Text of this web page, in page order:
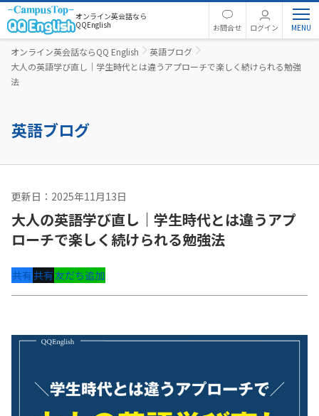
オンライン英会話なら
QQEnglish
お問合せ ログイン
オンライン英会話ならQQ English
英語ブログ
大人の英語学び直し｜学生時代とは違うアプローチで楽しく続けられる勉強
法
英語ブログ
更新日：2025年11月13日
大人の英語学び直し｜学生時代とは違うアプ
ローチで楽しく続けられる勉強法
共有共有友だち追加